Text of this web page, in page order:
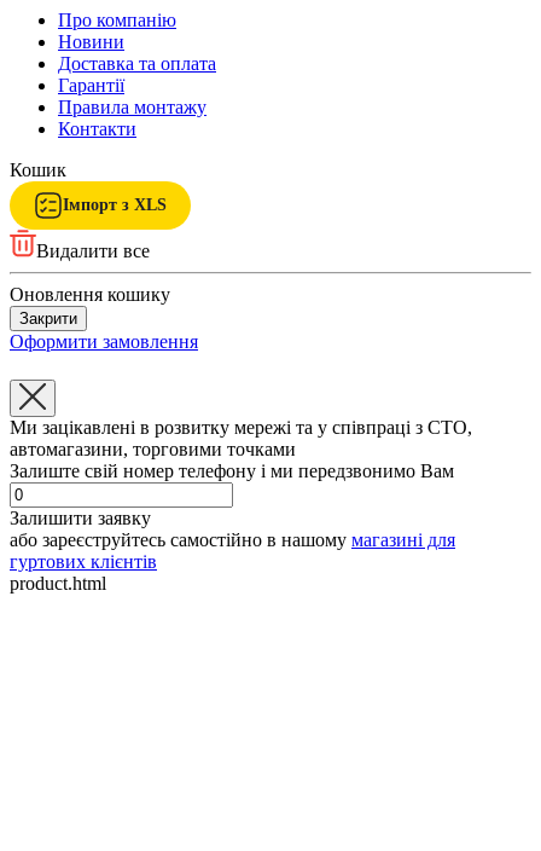
Про компанію
Новини
Доставка та оплата
Гарантії
Правила монтажу
Контакти
Кошик
Імпорт з XLS
Видалити все
Оновлення кошику
Закрити
Оформити замовлення
Ми зацікавлені в розвитку мережі та у співпраці з СТО,
автомагазини, торговими точками
Залиште свій номер телефону і ми передзвонимо Вам
Залишити заявку
або зареєструйтесь самостійно в нашому магазині для
гуртових клієнтів
product.html